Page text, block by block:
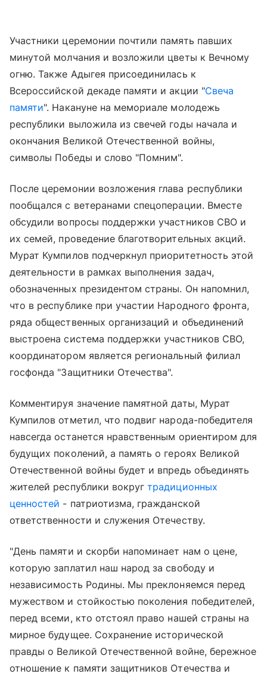
Участники церемонии почтили память павших
минутой молчания и возложили цветы к Вечному
огню. Также Адыгея присоединилась к
Всероссийской декаде памяти и акции "Свеча
памяти". Накануне на мемориале молодежь
республики выложила из свечей годы начала и
окончания Великой Отечественной войны,
символы Победы и слово "Помним".
После церемонии возложения глава республики
пообщался с ветеранами спецоперации. Вместе
обсудили вопросы поддержки участников СВО и
их семей, проведение благотворительных акций.
Мурат Кумпилов подчеркнул приоритетность этой
деятельности в рамках выполнения задач,
обозначенных президентом страны. Он напомнил,
что в республике при участии Народного фронта,
ряда общественных организаций и объединений
выстроена система поддержки участников СВО,
координатором является региональный филиал
госфонда "Защитники Отечества".
Комментируя значение памятной даты, Мурат
Кумпилов отметил, что подвиг народа-победителя
навсегда останется нравственным ориентиром для
будущих поколений, а память о героях Великой
Отечественной войны будет и впредь объединять
жителей республики вокругтрадиционных
ценностей - патриотизма, гражданской
ответственности и служения Отечеству.
"День памяти и скорби напоминает нам о цене,
которую заплатил наш народ за свободу и
независимость Родины. Мы преклоняемся перед
мужеством и стойкостью поколения победителей,
перед всеми, кто отстоял право нашей страны на
мирное будущее. Сохранение исторической
правды о Великой Отечественной войне, бережное
отношение к памяти защитников Отечества и